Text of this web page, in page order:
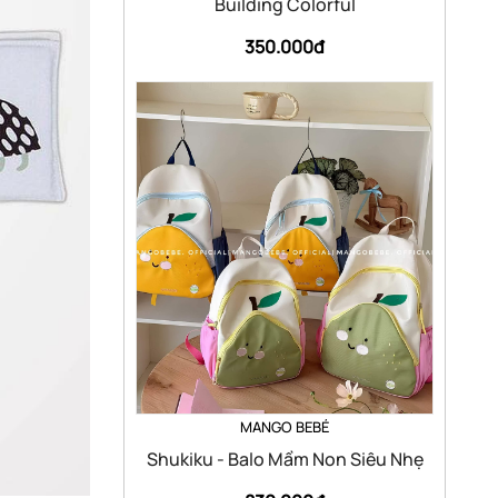
350.000đ
MANGO BEBÉ
Shukiku - Balo Mầm Non Siêu Nhẹ